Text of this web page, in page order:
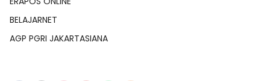
BELAJARNET
AGP PGRI JAKARTASIANA